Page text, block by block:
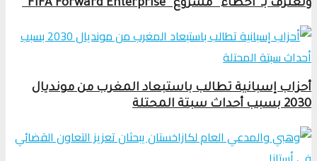
وتعترف بـ”أخطاء” مشروع “FIFA Forward Enterprise”
أحزاب إسبانية تطالب باستبعاد المغرب من مونديال
2030 بسبب أحداث سبتة المحتلة